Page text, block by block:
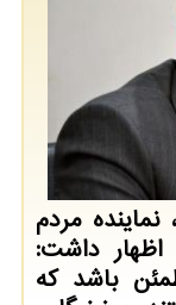
مردم
داشت:
باشد که